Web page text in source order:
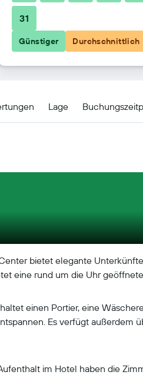
Milan City Center Angebote
Lage
bietet elegante
eine rund um die Uhr
einen Portier, eine
Es verfügt
im Hotel haben die
31
Günstiger Durchschnittlich